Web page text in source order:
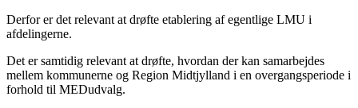
Derfor er det relevant at drøfte etablering af egentlige LMU i
afdelingerne.
Det er samtidig relevant at drøfte, hvordan der kan samarbejdes
mellem kommunerne og Region Midtjylland i en overgangsperiode i
forhold til MEDudvalg.